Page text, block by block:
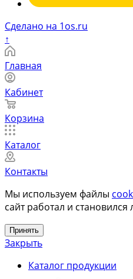
Сделано на 1os.ru
↑
Главная
Кабинет
Корзина
Каталог
Контакты
Мы используем файлы
сайт работал и становился
Принять
Закрыть
Каталог продукции